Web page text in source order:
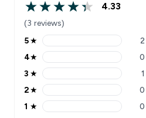
4.33 out of 5 stars
4.33
(3 reviews)
5 stars rating 2 reviews
5★ 2
4 stars rating 0 reviews
4★ 0
3 stars rating 1 reviews
3 ★ 1
2 stars rating 0 reviews
2★ 0
1 stars rating 0 reviews
1 ★ 0